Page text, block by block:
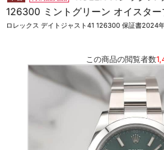
126300 ミントグリーン オイスター
ロレックス デイトジャスト41 126300 保証書2024
この商品の閲覧者数